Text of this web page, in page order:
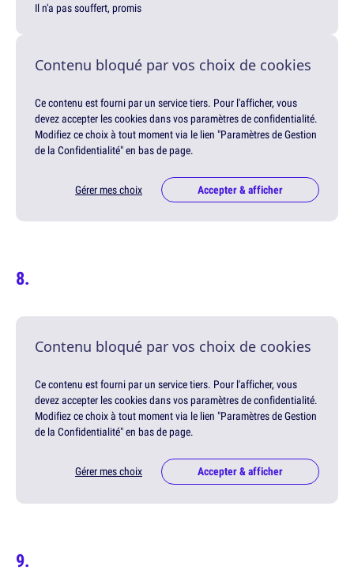
Il n'a pas souffert, promis
Contenu bloqué par vos choix de cookies
Ce contenu est fourni par un service tiers. Pour l'afficher, vous
devez accepter les cookies dans vos paramètres de confidentialité.
Modifiez ce choix à tout moment via le lien "Paramètres de Gestion
de la Confidentialité" en bas de page.
Gérer mes choix Accepter & afficher
Contenu bloqué par vos choix de cookies
Ce contenu est fourni par un service tiers. Pour l'afficher, vous
devez accepter les cookies dans vos paramètres de confidentialité.
Modifiez ce choix à tout moment via le lien "Paramètres de Gestion
de la Confidentialité" en bas de page.
Gérer mes choix Accepter & afficher